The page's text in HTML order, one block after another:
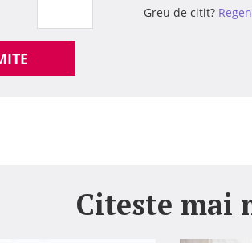
Greu de citit?
Citeste mai